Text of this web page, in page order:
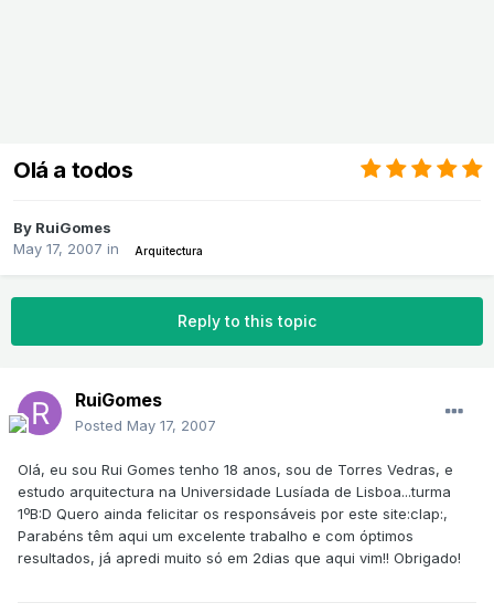
Olá a todos
By RuiGomes
May 17, 2007 in Arquitectura
Reply to this topic
RuiGomes
Posted May 17, 2007
Olá, eu sou Rui Gomes tenho 18 anos, sou de Torres Vedras, e
estudo arquitectura na Universidade Lusíada de Lisboa...turma
1ºB:D Quero ainda felicitar os responsáveis por este site:clap:,
Parabéns têm aqui um excelente trabalho e com óptimos
resultados, já apredi muito só em 2dias que aqui vim!! Obrigado!